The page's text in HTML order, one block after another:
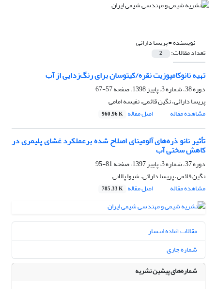
نویسنده =پریسا دارائی
تعداد مقالات: 2
تهیه نانوکامپوزیت نقره/کیتوسان برای رنگ‌زدایی از آب
دوره 38، شماره 3، پاییز 1398، صفحه
57-67
پریسا دارائی، نگین قائمی، نفیسه امامی
مشاهده مقاله
اصل مقاله 960.96 K
تأثیر نانو ذره‌های آلومینای اصلاح شده برعملکرد غشای پلیمری در
کاهش سختی آب
دوره 37، شماره 3، پاییز 1397، صفحه
81-95
نگین قائمی، پریسا دارائی، شیوا پالانی
مشاهده مقاله
اصل مقاله 785.33 K
مقالات آماده انتشار
شماره جاری
شماره‌های پیشین نشریه